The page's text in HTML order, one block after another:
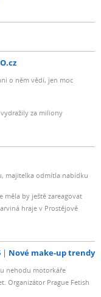
o něm vědí, jen moc
za miliony
majitelka odmítla nabídku
měla by ještě zareagovat
hraje v Prostějově
Nové make-up trendy
nehodu motorkáře
Organizátor Prague Fetish